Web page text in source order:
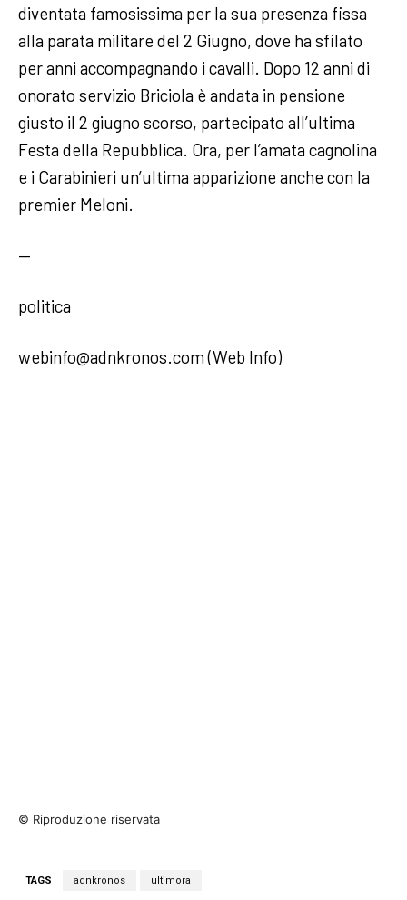
diventata famosissima per la sua presenza fissa
alla parata militare del 2 Giugno, dove ha sfilato
per anni accompagnando i cavalli. Dopo 12 anni di
onorato servizio Briciola è andata in pensione
giusto il 2 giugno scorso, partecipato all’ultima
Festa della Repubblica. Ora, per l’amata cagnolina
e i Carabinieri un’ultima apparizione anche con la
premier Meloni.
—
politica
webinfo@adnkronos.com (Web Info)
© Riproduzione riservata
TAGS adnkronos ultimora